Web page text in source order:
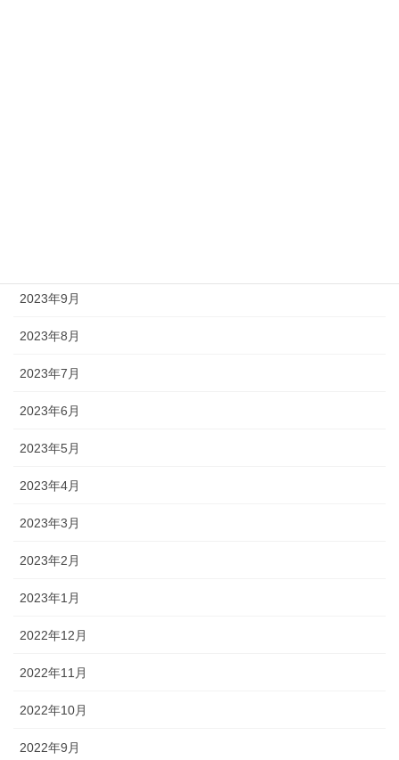
2023年9月
2023年8月
2023年7月
2023年6月
2023年5月
2023年4月
2023年3月
2023年2月
2023年1月
2022年12月
2022年11月
2022年10月
2022年9月